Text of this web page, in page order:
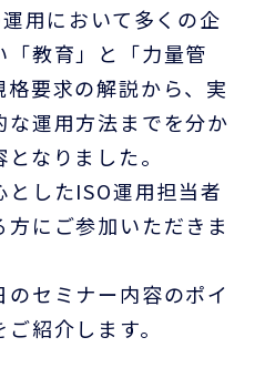
用において多くの企
教育」と「力量管
要求の解説から、実
運用方法までを分か
なりました。
としたISO運用担当者
にご参加いただきま
セミナー内容のポイ
紹介します。